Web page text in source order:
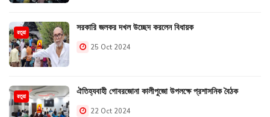
রতুয়া সরকারি জলকর দখল উচ্ছেদ করলেন বিধায়ক
25 Oct 2024
রতুয়া ঐতিহ্যবাহী গোবরজোনা কালীপুজো উপলক্ষে প্রশাসনিক বৈঠক
22 Oct 2024